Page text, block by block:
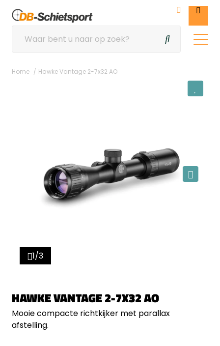
Home Hawke Vantage 2-7x32 AO
1/3
HAWKE VANTAGE 2-7X32 AO
Mooie compacte richtkijker met parallax
afstelling.